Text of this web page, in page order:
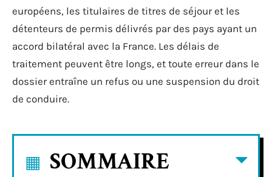
européens, les titulaires de titres de séjour et les
détenteurs de permis délivrés par des pays ayant un
accord bilatéral avec la France. Les délais de
traitement peuvent être longs, et toute erreur dans le
dossier entraîne un refus ou une suspension du droit
de conduire.
SOMMAIRE